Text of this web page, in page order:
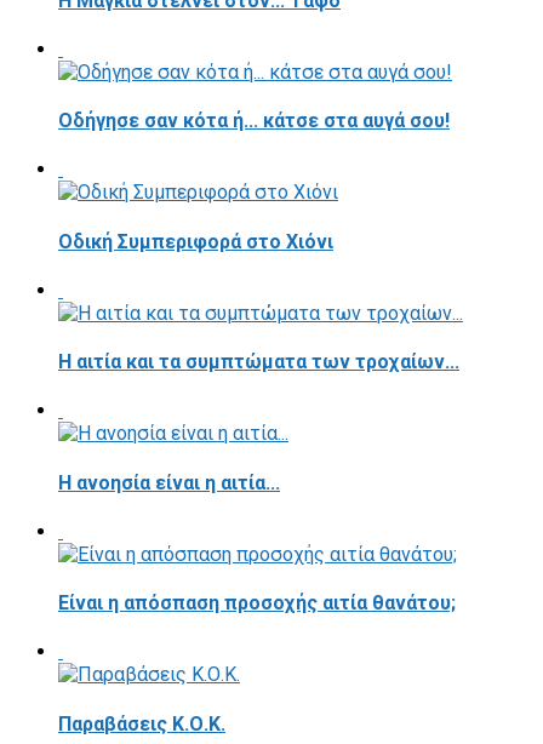
Οδήγησε σαν κότα ή... κάτσε στα αυγά σου!
Οδική Συμπεριφορά στο Χιόνι
Η αιτία και τα συμπτώματα των τροχαίων...
Η ανοησία είναι η αιτία...
Είναι η απόσπαση προσοχής αιτία θανάτου;
Παραβάσεις Κ.Ο.Κ.